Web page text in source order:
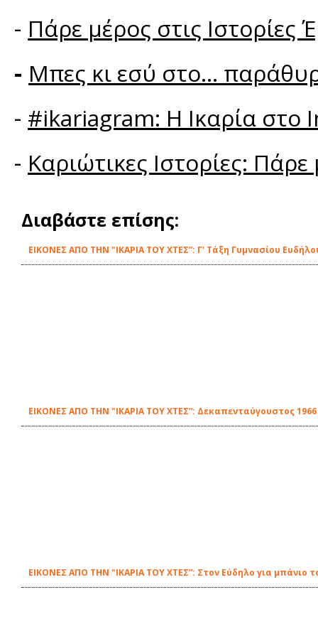
- Πάρε μέρος στις
- Μπες κι εσύ στο...
- #ikariagram: Η Ικαρία στο
- Καριώτικες Ιστορίες:
Διαβάστε επίσης:
ΕΙΚΟΝΕΣ ΑΠΟ ΤΗΝ "ΙΚΑΡΙΑ ΤΟΥ ΧΤΕΣ”: Γ' Τάξη Γυμνασίου
ΕΙΚΟΝΕΣ ΑΠΟ ΤΗΝ "ΙΚΑΡΙΑ ΤΟΥ ΧΤΕΣ”: Δεκαπενταύγουστος
ΕΙΚΟΝΕΣ ΑΠΟ ΤΗΝ "ΙΚΑΡΙΑ ΤΟΥ ΧΤΕΣ”: Στον Εύδηλο για μπάνιο